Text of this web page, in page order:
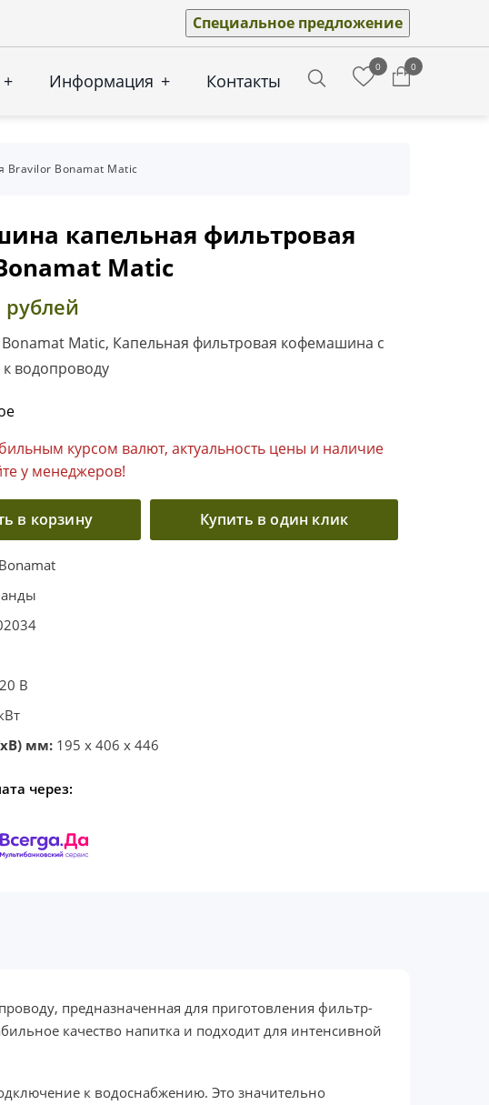
Специальное предложение
+ Информация + Контакты
0 0
Bonamat Matic
капельная фильтровая
Matic
рублей
Matic, Капельная фильтровая кофемашина с
водопроводу
курсом валют, актуальность цены и наличие
у менеджеров!
в корзину Купить в один клик
В
мм: 195 x 406 x 446
через:
предназначенная для приготовления фильтр-
качество напитка и подходит для интенсивной
к водоснабжению. Это значительно